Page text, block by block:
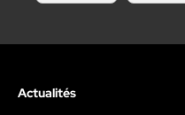
Actualités